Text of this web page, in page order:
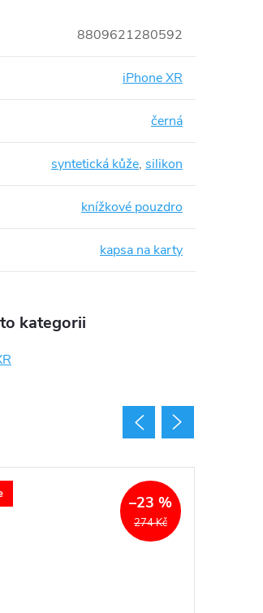
8809621280592
iPhone XR
černá
syntetická kůže, silikon
knížkové pouzdro
kapsa na karty
kategorii
274 Kč
–23 %